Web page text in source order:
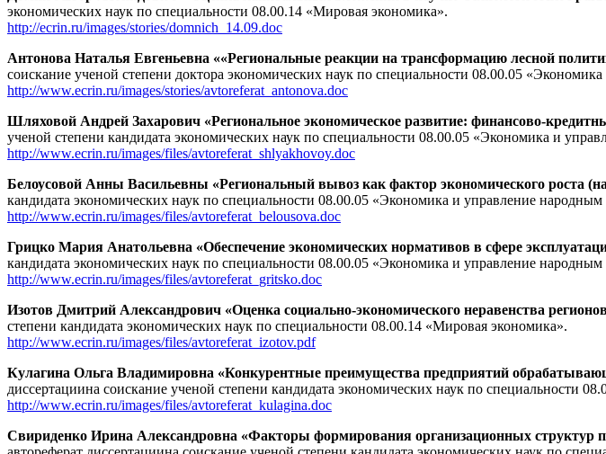
экономических наук по специальности 08.00.14 «Мировая экономика».
http://ecrin.ru/images/stories/domnich_14.09.doc
Антонова Наталья Евгеньевна ««Региональные реакции на трансформацию лесной
соискание ученой степени доктора экономических наук по специальности 08.00.05
http://www.ecrin.ru/images/stories/avtoreferat_antonova.doc
Шляховой Андрей Захарович «Региональное экономическое развитие: финансово-
ученой степени кандидата экономических наук по специальности 08.00.05 «Экономика и
http://www.ecrin.ru/images/files/avtoreferat_shlyakhovoy.doc
Белоусовой Анны Васильевны «Региональный вывоз как фактор экономического роста
кандидата экономических наук по специальности 08.00.05 «Экономика и управление народным
http://www.ecrin.ru/images/files/avtoreferat_belousova.doc
Грицко Мария Анатольевна «Обеспечение экономических нормативов в сфере
кандидата экономических наук по специальности 08.00.05 «Экономика и управление народным
http://www.ecrin.ru/images/files/avtoreferat_gritsko.doc
Изотов Дмитрий Александрович «Оценка социально-экономического неравенства
степени кандидата экономических наук по специальности 08.00.14 «Мировая экономика».
http://www.ecrin.ru/images/files/avtoreferat_izotov.pdf
Кулагина Ольга Владимировна «Конкурентные преимущества предприятий
диссертациина соискание ученой степени кандидата экономических наук по специальности
http://www.ecrin.ru/images/files/avtoreferat_kulagina.doc
Свириденко Ирина Александровна «Факторы формирования организационных структур